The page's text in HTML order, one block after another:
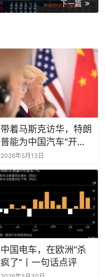
下一篇
带着马斯克访华，特朗
普能为中国汽车“开绿
灯”吗？
2026年5月13日
中国电车，在欧洲“杀
疯了”丨一句话点评